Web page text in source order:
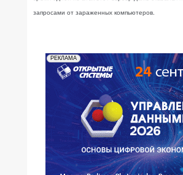
запросами от зараженных компьютеров.
РЕКЛАМА